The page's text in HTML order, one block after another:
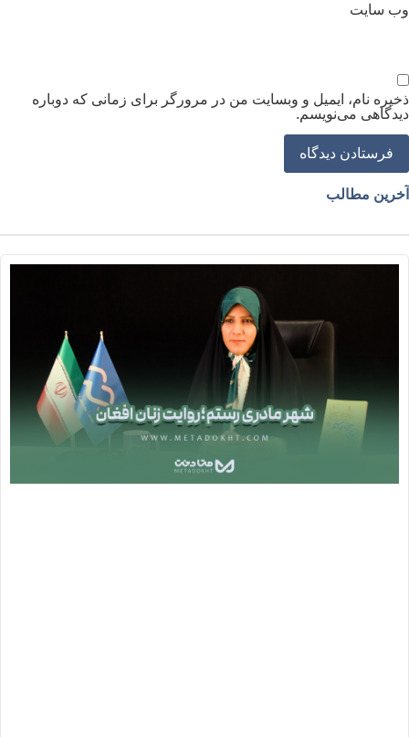
سایت
نام، ایمیل و وبسایت من در مرورگر برای زمانی که دوباره
می‌نویسم.
مطالب